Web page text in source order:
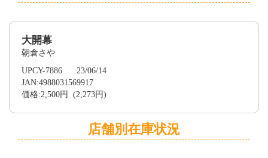
大開幕
朝倉さや
UPCY-7886 23/06/14
JAN:4988031569917
価格:2,500円 (2,273円)
店舗別在庫状況